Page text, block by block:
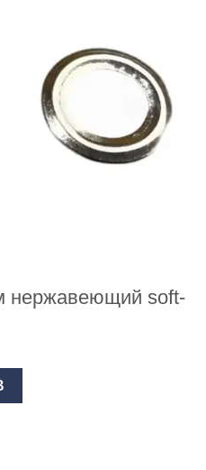
нержавеющий soft-